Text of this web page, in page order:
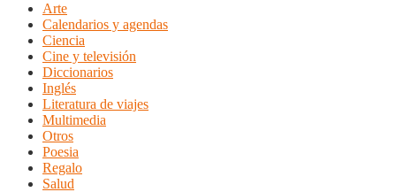
Arte
Calendarios y agendas
Ciencia
Cine y televisión
Diccionarios
Inglés
Literatura de viajes
Multimedia
Otros
Poesia
Regalo
Salud